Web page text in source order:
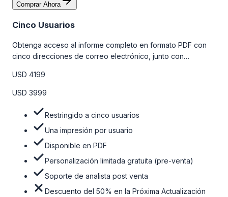
Comprar Ahora
Cinco Usuarios
Obtenga acceso al informe completo en formato PDF con
cinco direcciones de correo electrónico, junto con
venta y el soporte post-venta de nuestros analistas. Para
obtener más información, consulte la tabla de precios a
USD 4199
USD 3999
Restringido a cinco usuarios
Una impresión por usuario
Disponible en PDF
Personalización limitada gratuita (pre-venta)
Soporte de analista post venta
Descuento del 50% en la Próxima Actualización